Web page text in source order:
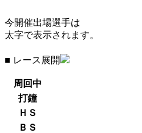
今開催出場選手は
太字で表示されます。
■ レース展開
周回中
打鐘
ＨＳ
ＢＳ